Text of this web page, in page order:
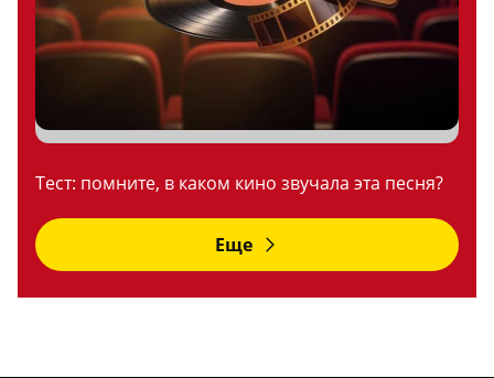
Тест: помните, в каком кино звучала эта песня?
Еще